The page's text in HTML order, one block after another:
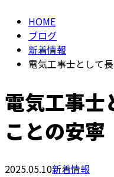
HOME
ブログ
新着情報
電気工事士として
電気工事士
ことの安寧
2025.05.10新着情報